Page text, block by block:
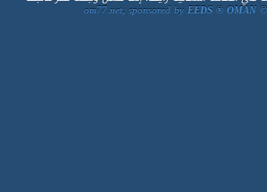
om77.net, sponsored byEEDS ® OMAN